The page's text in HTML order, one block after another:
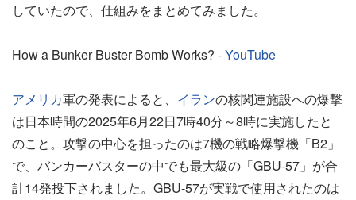
していたので、仕組みをまとめてみました。
How a Bunker Buster Bomb Works? -YouTube
アメリカ軍の発表によると、 イランの核関連施設への爆撃
は日本時間の2025年6月22日7時40分～8時に実施したと
のこと。攻撃の中心を担ったのは7機の戦略爆撃機「B2」
で、バンカーバスターの中でも最大級の「GBU-57」が合
計14発投下されました。GBU-57が実戦で使用されたのは